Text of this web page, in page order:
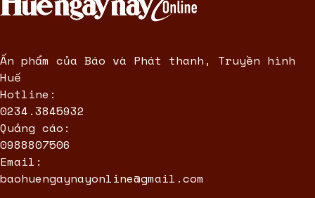
Ấn phẩm của Báo và Phát thanh, Truyền hình
Huế
Hotline:
0234.3845932
Quảng cáo:
0988807506
Email:
baohuengaynayonline@gmail.com